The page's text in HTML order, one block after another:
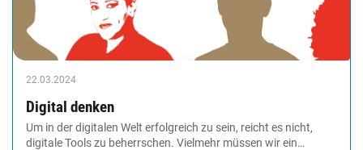
22.03.2024
Digital denken
Um in der digitalen Welt erfolgreich zu sein, reicht es nicht,
digitale Tools zu beherrschen. Vielmehr müssen wir ein